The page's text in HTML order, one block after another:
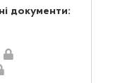
документи: